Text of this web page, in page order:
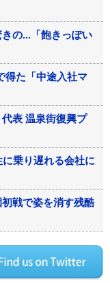
の...「飽きっぽい
得た「中途入社マ
表 温泉街復興プ
に乗り遅れる会社に
戦で姿を消す残酷